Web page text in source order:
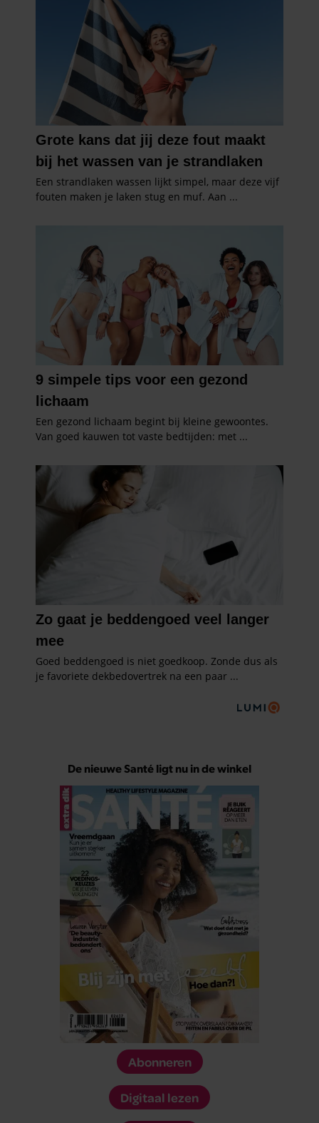
De nieuwe Santé ligt nu in de winkel
Abonneren
Digitaal lezen